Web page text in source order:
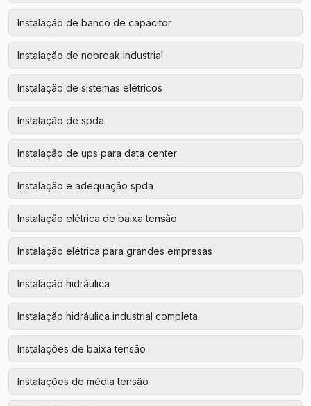
Instalação de banco de capacitor
Instalação de nobreak industrial
Instalação de sistemas elétricos
Instalação de spda
Instalação de ups para data center
Instalação e adequação spda
Instalação elétrica de baixa tensão
Instalação elétrica para grandes empresas
Instalação hidráulica
Instalação hidráulica industrial completa
Instalações de baixa tensão
Instalações de média tensão